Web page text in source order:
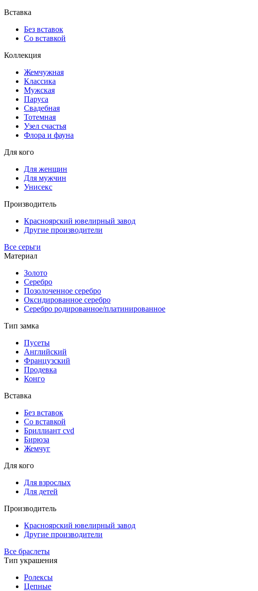
Вставка
Без вставок
Со вставкой
Коллекция
Жемчужная
Классика
Мужская
Паруса
Свадебная
Тотемная
Узел счастья
Флора и фауна
Для кого
Для женщин
Для мужчин
Унисекс
Производитель
Красноярский ювелирный завод
Другие производители
Все серьги
Материал
Золото
Серебро
Позолоченное серебро
Оксидированное серебро
Серебро родированное/платинированное
Тип замка
Пусеты
Английский
Французский
Продевка
Конго
Вставка
Без вставок
Со вставкой
Бриллиант cvd
Бирюза
Жемчуг
Для кого
Для взрослых
Для детей
Производитель
Красноярский ювелирный завод
Другие производители
Все браслеты
Тип украшения
Ролексы
Цепные